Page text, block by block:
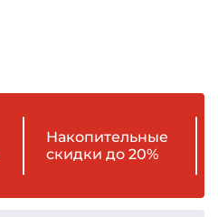
Накопительные
скидки до 20%